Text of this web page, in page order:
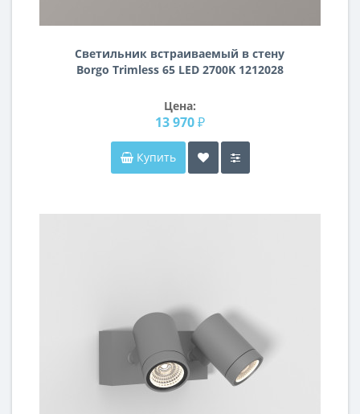
Светильник встраиваемый в стену
Borgo Trimless 65 LED 2700K 1212028
Цена:
13 970 ₽
Купить